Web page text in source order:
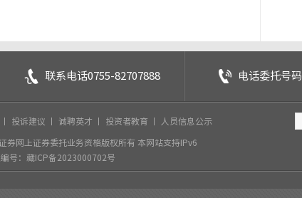
联系电话0755-82707888 电话委托号码
投诉建议 诚聘英才 投资者教育 人员信息公示
券网上证券委托业务资格版权所有 本网站支持IPv6
号：藏ICP备2023000702号